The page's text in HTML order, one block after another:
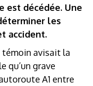
est décédée. Une
les
accident.
témoin avisait la
qu’un grave
A1 entre